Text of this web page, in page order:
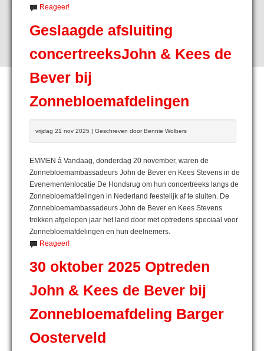
Reageer!
Geslaagde afsluiting
concertreeksJohn & Kees de
Bever bij
Zonnebloemafdelingen
vrijdag 21 nov 2025 | Geschreven door Bennie Wolbers
EMMEN â Vandaag, donderdag 20 november, waren de
Zonnebloemambassadeurs John de Bever en Kees Stevens in de
Evenementenlocatie De Hondsrug om hun concertreeks langs de
Zonnebloemafdelingen in Nederland feestelijk af te sluiten. De
Zonnebloemambassadeurs John de Bever en Kees Stevens
trokken afgelopen jaar het land door met optredens speciaal voor
Zonnebloemafdelingen en hun deelnemers.
Reageer!
30 oktober 2025 Optreden
John & Kees de Bever bij
Zonnebloemafdeling Barger
Oosterveld